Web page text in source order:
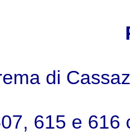
di
615 e 616